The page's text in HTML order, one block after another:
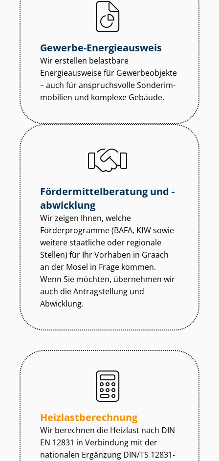
Gewerbe-Energieausweis
Wir erstellen belastbare
Energieausweise für Gewerbeobjekte
– auch für anspruchsvolle Son­der­im­
mo­bi­li­en und komplexe Gebäude.
För­der­mit­tel­be­ra­tung und -
abwicklung
Wir zeigen Ihnen, welche
Förderprogramme (BAFA, KfW sowie
weitere staatliche oder regionale
Stellen) für Ihr Vorhaben in Graach
an der Mosel in Frage kommen.
Wenn Sie möchten, übernehmen wir
auch die Antragstellung und
Abwicklung.
Heiz­last­be­rech­nung
Wir berechnen die Heizlast nach DIN
EN 12831 in Verbindung mit der
nationalen Ergänzung DIN/TS 12831-